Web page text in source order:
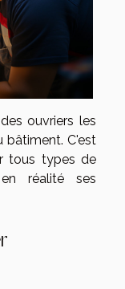
ouvriers les
bâtiment. C'est
tous types de
réalité ses